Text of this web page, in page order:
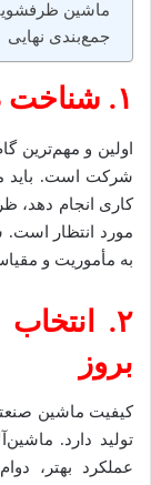
ماشین
جمع‌بندی نهایی
۱. شناخت دقیق نیازهای
اولین و مهم‌ترین
شرکت است. باید
کاری انجام دهد،
مورد انتظار است.
به مأموریت و
۲.
بروز
کیفیت ماشین
تولید دارد.
عملکرد بهتر،